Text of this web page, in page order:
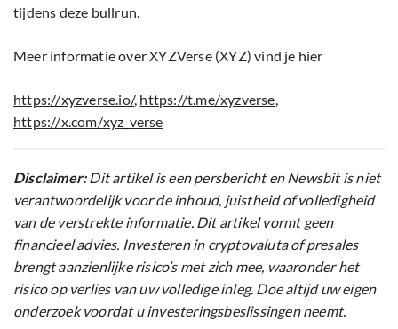
tijdens deze bullrun.
Meer informatie over XYZVerse (XYZ) vind je hier
https://xyzverse.io/, https://t.me/xyzverse,
https://x.com/xyz_verse
Disclaimer:Dit artikel is een persbericht en Newsbit is niet
verantwoordelijk voor de inhoud, juistheid of volledigheid
van de verstrekte informatie. Dit artikel vormt geen
financieel advies. Investeren in cryptovaluta of presales
brengt aanzienlijke risico’s met zich mee, waaronder het
risico op verlies van uw volledige inleg. Doe altijd uw eigen
onderzoek voordat u investeringsbeslissingen neemt.